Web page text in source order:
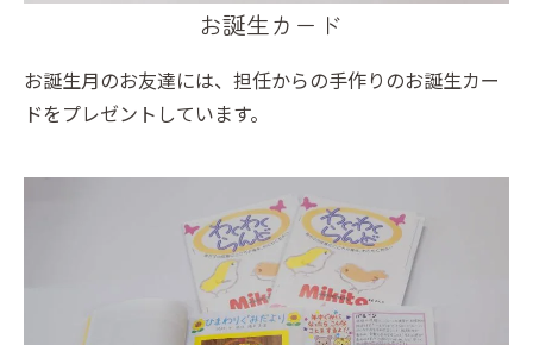
お誕生カード
お誕生月のお友達には、担任からの手作りのお誕生カー
ドをプレゼントしています。